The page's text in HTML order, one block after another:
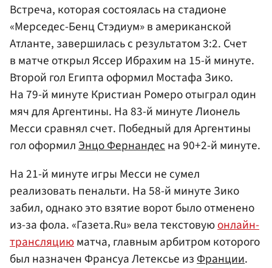
Встреча, которая состоялась на стадионе
«Мерседес-Бенц Стэдиум» в американской
Атланте, завершилась с результатом 3:2. Счет
в матче открыл Яссер Ибрахим на 15-й минуте.
Второй гол Египта оформил Мостафа Зико.
На 79-й минуте Кристиан Ромеро отыграл один
мяч для Аргентины. На 83-й минуте Лионель
Месси сравнял счет. Победный для Аргентины
гол оформилЭнцо Фернандес на 90+2-й минуте.
На 21-й минуте игры Месси не сумел
реализовать пенальти. На 58-й минуте Зико
забил, однако это взятие ворот было отменено
из-за фола. «Газета.Ru» вела текстовуюонлайн-
трансляциюматча, главным арбитром которого
был назначен Франсуа Летексье изФранции.